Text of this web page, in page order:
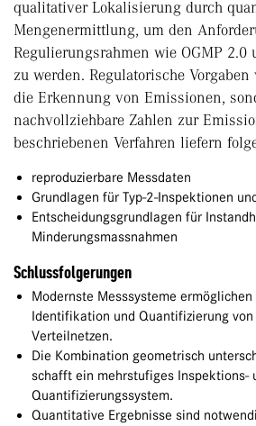
qualitativer Lokalisierung durch
Mengenermittlung, um den
Regulierungsrahmen wie OGMP 2.0
zu werden. Regulatorische
die Erkennung von Emissionen,
nachvollziehbare Zahlen zur
beschriebenen Verfahren liefern
reproduzierbare Messdaten
Grundlagen für Typ-2-Inspektionen
Entscheidungsgrundlagen für
Minderungsmassnahmen
Schlussfolgerungen
Modernste Messsysteme
Identifikation und Quantifizierung
Verteilnetzen.
Die Kombination geometrisch
schafft ein mehrstufiges Inspektions-
Quantifizierungssystem.
Quantitative Ergebnisse sind